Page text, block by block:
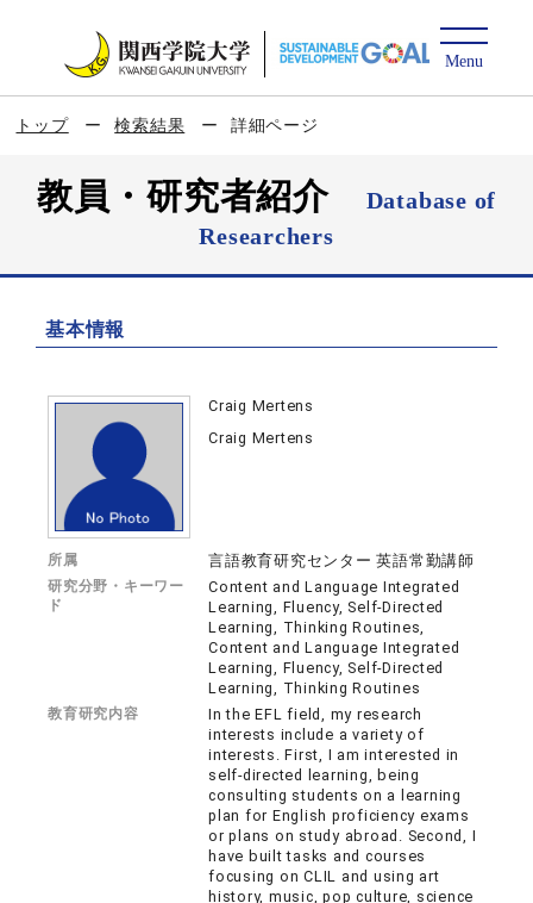
トップ 検索結果 詳細ページ
教員・研究者紹介
Database of
Researchers
基本情報
Craig Mertens
Craig Mertens
所属 言語教育研究センター 英語常勤講師
研究分野・キーワー
ド
Content and Language Integrated
Learning, Fluency, Self-Directed
Learning, Thinking Routines,
Content and Language Integrated
Learning, Fluency, Self-Directed
Learning, Thinking Routines
教育研究内容
In the EFL field, my research
interests include a variety of
interests. First, I am interested in
self-directed learning, being
consulting students on a learning
plan for English proficiency exams
or plans on study abroad. Second, I
have built tasks and courses
focusing on CLIL and using art
history, music, pop culture, science